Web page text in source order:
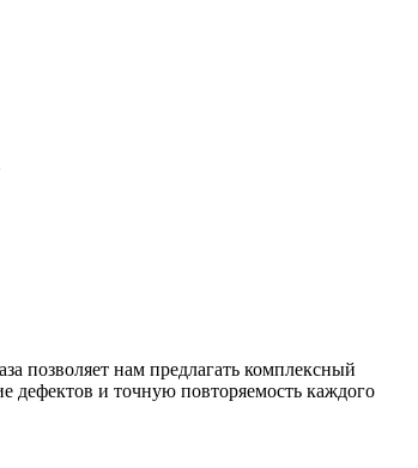
позволяет нам предлагать комплексный
и точную повторяемость каждого